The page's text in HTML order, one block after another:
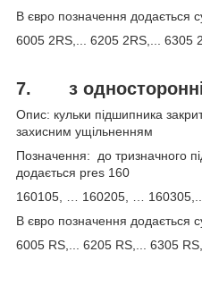
В євро позначення додається
6005 2RS,... 6205 2RS,... 6305
7. з
Опис: кульки підшипника
захисним ущільненням
Позначення: до тризначного
додається pres 160
160105, … 160205, …
В євро позначення додається
6005 RS,... 6205 RS,... 6305